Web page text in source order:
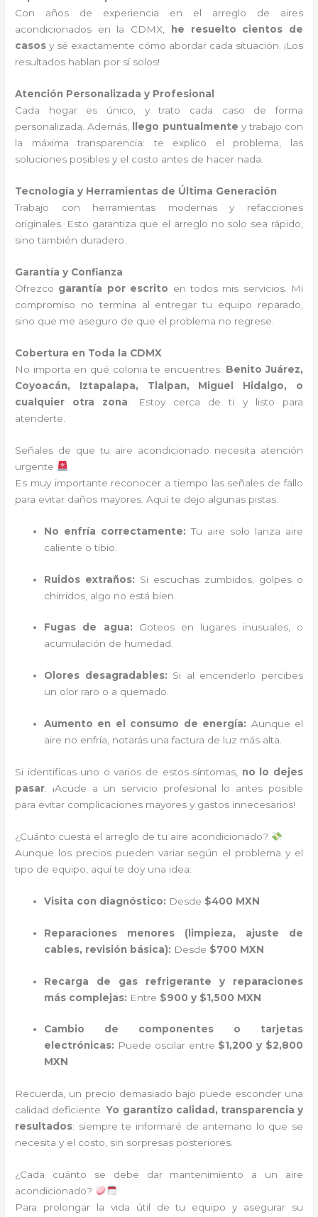
Con años de experiencia en el arreglo de aires
acondicionados en la CDMX,
he resuelto cientos de
casos y sé exactamente cómo abordar cada situación. ¡Los
resultados hablan por sí solos!
Atención Personalizada y Profesional
Cada hogar es único, y trato cada caso de forma
personalizada. Además,
llego puntualmente y trabajo con
la máxima transparencia: te explico el problema, las
soluciones posibles y el costo antes de hacer nada.
Tecnología y Herramientas de Última Generación
Trabajo con herramientas modernas y refacciones
originales. Esto garantiza que el arreglo no solo sea rápido,
sino también duradero.
Garantía y Confianza
Ofrezco garantía por escrito en todos mis servicios. Mi
compromiso no termina al entregar tu equipo reparado,
sino que me aseguro de que el problema no regrese.
Cobertura en Toda la CDMX
No importa en qué colonia te encuentres: Benito Juárez,
Coyoacán, Iztapalapa, Tlalpan, Miguel Hidalgo, o
cualquier otra zona . Estoy cerca de ti y listo para
atenderte.
Señales de que tu aire acondicionado necesita atención
urgente
Es muy importante reconocer a tiempo las señales de fallo
para evitar daños mayores. Aquí te dejo algunas pistas:
No enfría correctamente: Tu aire solo lanza aire
caliente o tibio.
Ruidos extraños: Si escuchas zumbidos, golpes o
chirridos, algo no está bien.
Fugas de agua: Goteos en lugares inusuales, o
acumulación de humedad.
Olores desagradables: Si al encenderlo percibes
un olor raro o a quemado.
Aumento en el consumo de energía: Aunque el
aire no enfría, notarás una factura de luz más alta.
Si identificas uno o varios de estos síntomas, no lo dejes
pasar . ¡Acude a un servicio profesional lo antes posible
para evitar complicaciones mayores y gastos innecesarios!
¿Cuánto cuesta el arreglo de tu aire acondicionado?
Aunque los precios pueden variar según el problema y el
tipo de equipo, aquí te doy una idea:
Visita con diagnóstico: Desde $400 MXN
Reparaciones menores (limpieza, ajuste de
cables, revisión básica): Desde $700 MXN
Recarga de gas refrigerante y reparaciones
más complejas: Entre $900 y $1,500 MXN
Cambio de componentes o tarjetas
electrónicas: Puede oscilar entre $1,200 y $2,800
MXN
Recuerda, un precio demasiado bajo puede esconder una
calidad deficiente.Yo garantizo calidad, transparencia y
resultados: siempre te informaré de antemano lo que se
necesita y el costo, sin sorpresas posteriores.
¿Cada cuánto se debe dar mantenimiento a un aire
acondicionado?
Para prolongar la vida útil de tu equipo y asegurar su